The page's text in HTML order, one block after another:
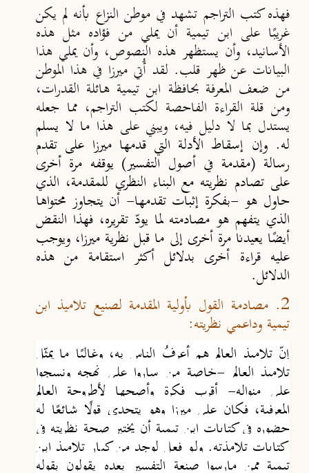
فهذه كتب التراجم تشهد في موطن النزاع بأنه لم يكن
غريبًا على ابن تيمية أن يملي من فؤاده مثل هذه
الأسانيد، وأن يستظهر هذه النصوص، وأن يملي هذا
البيانات عن ظهر قلب. لقد أُتي ميرزا في هذا الموطن
من ضعف المعرفة بحافظة ابن تيمية هائلة القدرات،
ومن قلة القراءة الفاحصة لكتب التراجم، مما جعله
يستدل بما لا دليل فيه، ويبني على هذا ما لا يسلم
له. وإن إسقاط الأدلة التي قدمها ميرزا على تقدم
رسالة (مقدمة في أصول التفسير) يوقفه مرة أخرى
على تصادم نظريته مع البناء النظري للمقدمة، الذي
حاول هو -بفكرة إثبات تقدمها- أن يتجاوز محتواها
الذي يتفهم هو مصادمته لما يودّ تقريره، فهذا النقض
أيضًا يعيدنا مرة أخرى إلى ما قبل نظرية ميرزا، ويوجب
عليه قراءة أخرى بدلائل أكثر استقامة من هذه
الدلائل.
2. مصادمة القول بأولية المقدمة لصنيع تلاميذ ابن
تيمية وداعمي نظريته:
إن تلاميذ العالِم هم أعرفُ الناس به، وغالبًا ما يمثِّل
تلاميذ العالِم -خاصة من ساروا على نهجه ونسجوا
على منواله- أقرب فكرة وأصحها لأطروحة العالم
المعرفية، فكان على ميرزا وهو يتحدى قولًا شائعًا له
حضوره في كتابات ابن تيمية أن يختبر صحة نظريته في
كتابات تلامذته. ولو فعل لوجد من كبار تلاميذ ابن
تيمية ممن مارسوا صنعة التفسير بعده يقولون بقوله